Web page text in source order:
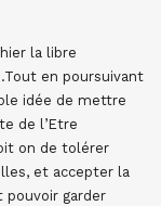
la libre
en poursuivant
idée de mettre
de l’Etre
on de tolérer
et accepter la
pouvoir garder